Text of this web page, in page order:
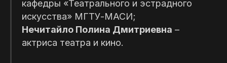
кафедры «Театрального и эстрадного
искусства» МГТУ-МАСИ;
Нечитайло Полина Дмитриевна –
актриса театра и кино.